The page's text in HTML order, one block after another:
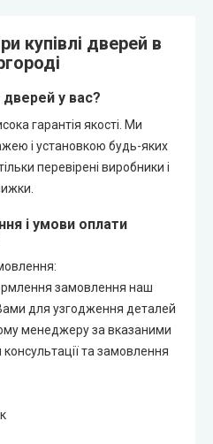
купівлі дверей в
дверей у вас?
гарантія якості. Ми
і установкою будь-яких
перевірені виробники і
і умови оплати
замовлення наш
для узгодження деталей
менеджеру за вказаними
та замовлення